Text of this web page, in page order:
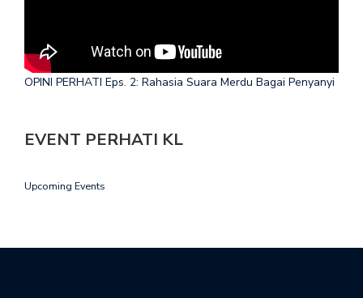
OPINI PERHATI Eps. 2: Rahasia Suara Merdu Bagai Penyanyi
EVENT PERHATI KL
Upcoming Events